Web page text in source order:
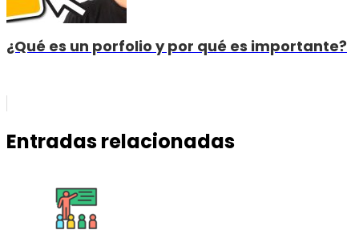
¿Qué es un porfolio y por qué es importante?
Entradas relacionadas